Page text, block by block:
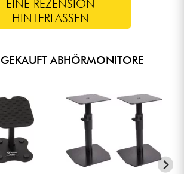
EINE REZENSION
HINTERLASSEN
ABHÖRMONITORE